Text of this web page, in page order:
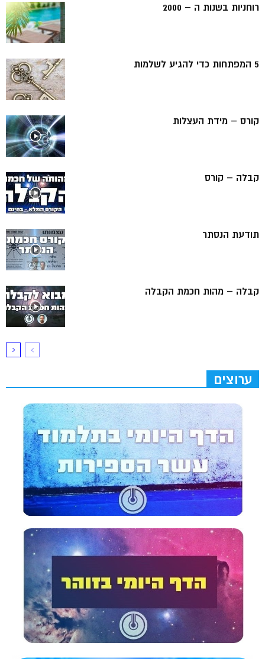
רוחניות בשנות ה – 2000
5 המפתחות כדי להגיע לשלמות
קורס – מידת העצלות
קבלה – קורס
תודעת הנסתר
קבלה – מהות חכמת הקבלה
ערוצים